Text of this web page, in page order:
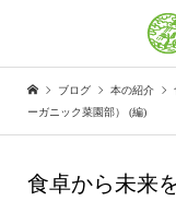
ブログ 本の紹介
ーガニック菜園部） (編)
食卓から未来